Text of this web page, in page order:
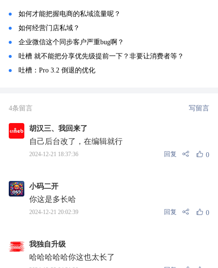
如何才能把握电商的私域流量呢？
如何经营门店私域？
企业微信这个同步客户严重bug啊？
吐槽 就不能把分享优先级提前一下？非要让消费者等？
吐槽：Pro 3.2 倒退的优化
4条留言 写留言
胡汉三、我回来了
自己后台改了，在编辑就行
2024-12-21 18:37:36 回复 0
小码二开
你这是多长哈
2024-12-21 20:02:39 回复 0
我独自升级
哈哈哈哈哈你这也太长了